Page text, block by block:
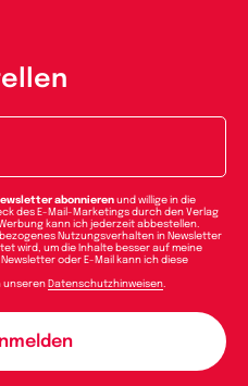
abonnierenund willige in die
des E-Mail-Marketings durch den Verlag
kann ich jederzeit abbestellen.
Nutzungsverhalten in Newsletter
wird, um die Inhalte besser auf meine
oder E-Mail kann ich diese
unseren Datenschutzhinweisen.